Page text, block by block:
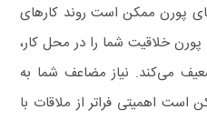
پورن ممکن است روند کارهای
پورن خلاقیت شما را در محل کار،
می‌کند. نیاز مضاعف شما به
اهمیتی فراتر از ملاقات با